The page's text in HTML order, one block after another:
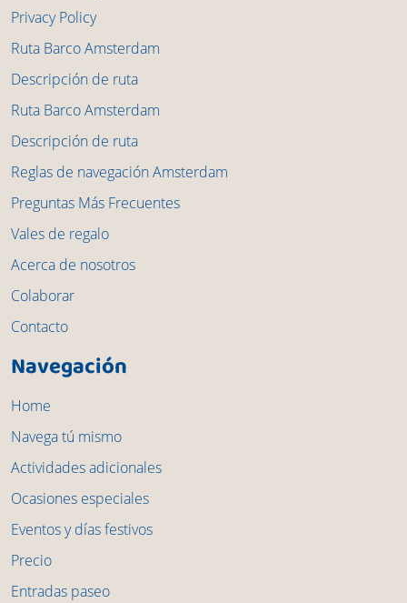
Privacy Policy
Ruta Barco Amsterdam
Descripción de ruta
Ruta Barco Amsterdam
Descripción de ruta
Reglas de navegación Amsterdam
Preguntas Más Frecuentes
Vales de regalo
Acerca de nosotros
Colaborar
Contacto
Navegación
Home
Navega tú mismo
Actividades adicionales
Ocasiones especiales
Eventos y días festivos
Precio
Entradas paseo